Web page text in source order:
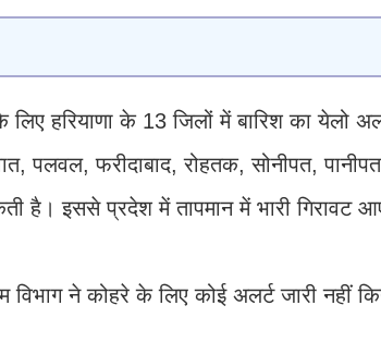
हरियाणा के 13 जिलों में बारिश का येलो
पलवल, फरीदाबाद, रोहतक, सोनीपत,
है। इससे प्रदेश में तापमान में भारी गिरावट
ने कोहरे के लिए कोई अलर्ट जारी नहीं